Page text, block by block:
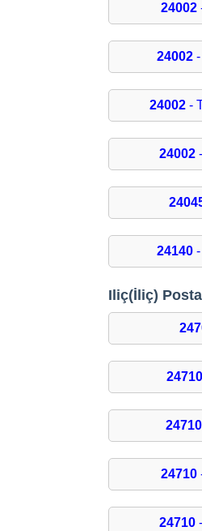
24002
24002
24002 -
24002
24140-
Iliç(İliç)
24710
24710
24710
24710